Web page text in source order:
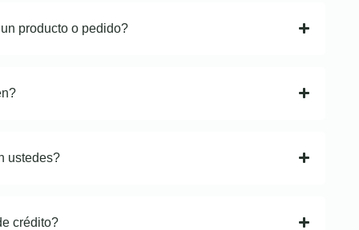
producto o pedido?
ustedes?
crédito?